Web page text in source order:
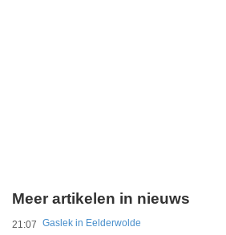
Meer artikelen in nieuws
21:07 Gaslek in Eelderwolde